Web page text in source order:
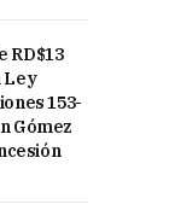
RD$13
Ley
153-
Gómez